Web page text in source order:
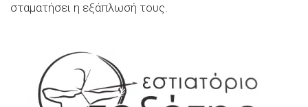
σταματήσει η εξάπλωσή τους.